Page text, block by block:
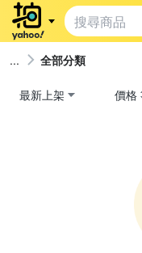
全部分類
最新上架 價格